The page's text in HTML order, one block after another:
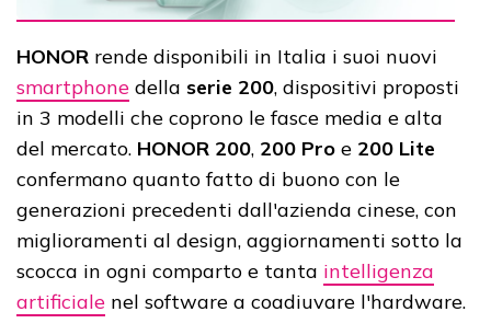
HONOR rende disponibili in Italia i suoi nuovi
smartphone della serie 200, dispositivi proposti
in 3 modelli che coprono le fasce media e alta
del mercato. HONOR 200, 200 Pro e 200 Lite
confermano quanto fatto di buono con le
generazioni precedenti dall'azienda cinese, con
miglioramenti al design, aggiornamenti sotto la
scocca in ogni comparto e tanta intelligenza
artificiale nel software a coadiuvare l'hardware.